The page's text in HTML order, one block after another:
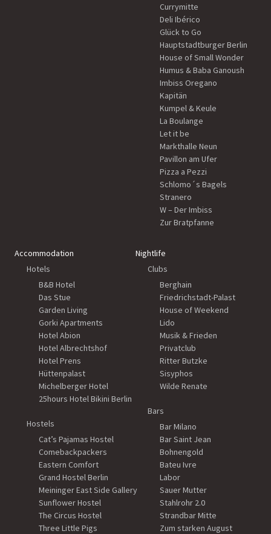
Currymitte
Deli Ibérico
Glück to Go
Hauptstadtburger Berlin
House of Small Wonder
Humus & Baba Ganoush
Imbiss Oregano
Kapitän
Kumpel & Keule
La Boulange
Let it be
Markthalle Neun
Pavillon am Ufer
Pizza a Pezzi
Schlomo´s Bagels
Stranero
W – Der Imbiss
Zur Bratpfanne
Accommodation
Hotels
B&B Hotel
Das Stue
Garden Living
Gorki Apartments
Hotel Abion
Hotel Albrechtshof
Hotel Prens
Hüttenpalast
Michelberger Hotel
25hours Hotel Bikini Berlin
Hostels
Cat’s Pajamas Hostel
Comebackpackers
Eastern Comfort
Grand Hostel Berlin
Meininger East Side Gallery
Sunflower Hostel
The Circus Hostel
Three Little Pigs
Nightlife
Clubs
Berghain
Friedrichstadt-Palast
House of Weekend
Lido
Musik & Frieden
Privatclub
Ritter Butzke
Sisyphos
Wilde Renate
Bars
Bar Milano
Bar Saint Jean
Bohnengold
Bateu Ivre
Labor
Sauer Mutter
Stahlrohr 2.0
Strandbar Mitte
Zum starken August